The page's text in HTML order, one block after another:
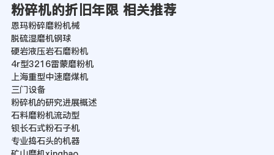
粉碎机的折旧年限 相关推荐
恩玛粉碎磨粉机械
脱硫湿磨机钢球
硬岩液压岩石磨粉机
4r型3216雷蒙磨粉机
上海重型中速磨煤机
三门设备
粉碎机的研究进展概述
石料磨粉机流动型
钡长石式粉石子机
专业捣石头的机器